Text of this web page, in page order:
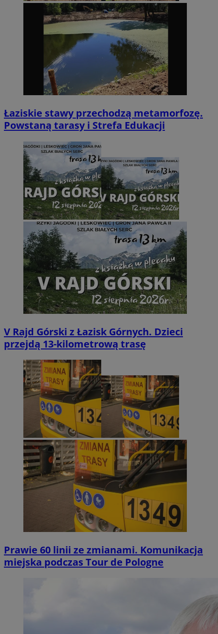
Łaziskie stawy przechodzą metamorfozę.
Powstaną tarasy i Strefa Edukacji
V Rajd Górski z Łazisk Górnych. Dzieci
przejdą 13-kilometrową trasę
Prawie 60 linii ze zmianami. Komunikacja
miejska podczas Tour de Pologne